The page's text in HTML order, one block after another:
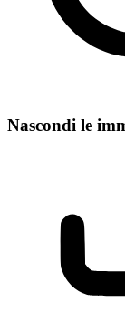
Nascondi le